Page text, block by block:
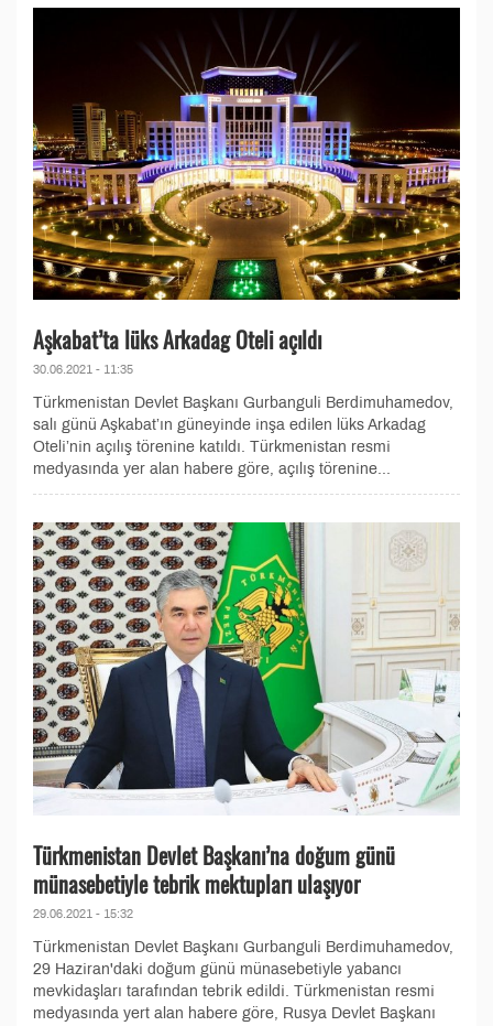
Aşkabat’ta lüks Arkadag Oteli açıldı
30.06.2021 - 11:35
Türkmenistan Devlet Başkanı Gurbanguli Berdimuhamedov,
salı günü Aşkabat’ın güneyinde inşa edilen lüks Arkadag
Oteli’nin açılış törenine katıldı. Türkmenistan resmi
medyasında yer alan habere göre, açılış törenine...
Türkmenistan Devlet Başkanı’na doğum günü
münasebetiyle tebrik mektupları ulaşıyor
29.06.2021 - 15:32
Türkmenistan Devlet Başkanı Gurbanguli Berdimuhamedov,
29 Haziran'daki doğum günü münasebetiyle yabancı
mevkidaşları tarafından tebrik edildi. Türkmenistan resmi
medyasında yert alan habere göre, Rusya Devlet Başkanı